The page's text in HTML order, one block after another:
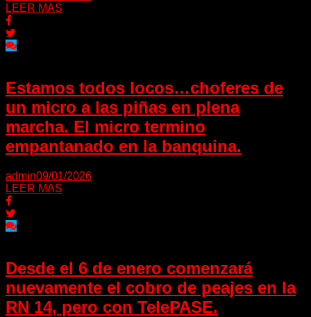
LEER MAS
Estamos todos locos…choferes de
un micro a las piñas en plena
marcha. El micro termino
empantanado en la banquina.
admin09/01/2026
LEER MAS
Desde el 6 de enero comenzará
nuevamente el cobro de peajes en la
RN 14, pero con TelePASE.